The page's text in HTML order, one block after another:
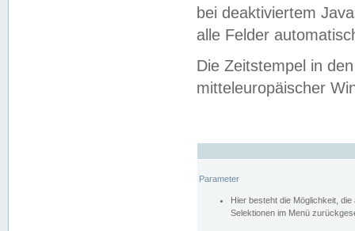
bei deaktiviertem
alle Felder
Die Zeitstempel in
mitteleuropäischer
Parameter
Hier besteht die Möglichkeit,
Selektionen im Menü